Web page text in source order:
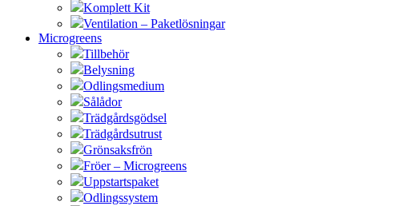
Komplett Kit
Ventilation – Paketlösningar
Microgreens
Tillbehör
Belysning
Odlingsmedium
Sålådor
Trädgårdsgödsel
Trädgårdsutrust
Grönsaksfrön
Fröer – Microgreens
Uppstartspaket
Odlingssystem